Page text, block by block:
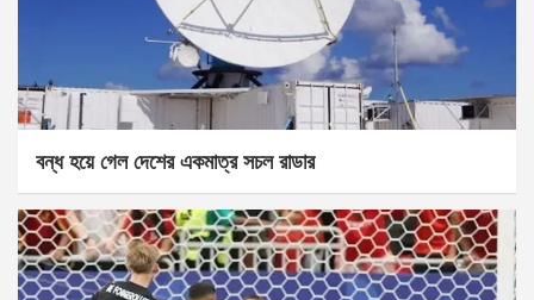
বন্ধ হয়ে গেল দেশের একমাত্র সচল রাডার